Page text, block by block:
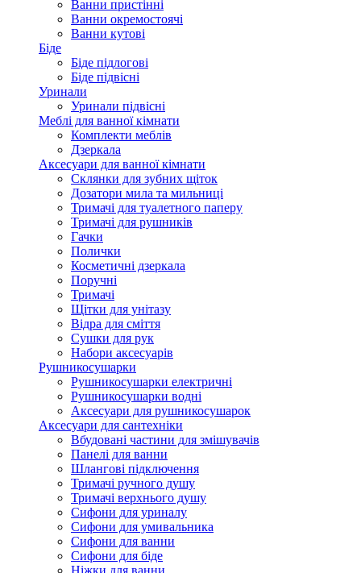
Ванни пристінні
Ванни окремостоячі
Ванни кутові
Біде
Біде підлогові
Біде підвісні
Уринали
Уринали підвісні
Меблі для ванної кімнати
Комплекти меблів
Дзеркала
Аксесуари для ванної кімнати
Склянки для зубних щіток
Дозатори мила та мильниці
Тримачі для туалетного паперу
Тримачі для рушників
Гачки
Полички
Косметичні дзеркала
Поручні
Тримачі
Щітки для унітазу
Відра для сміття
Сушки для рук
Набори аксесуарів
Рушникосушарки
Рушникосушарки електричні
Рушникосушарки водні
Аксесуари для рушникосушарок
Аксесуари для сантехніки
Вбудовані частини для змішувачів
Панелі для ванни
Шлангові підключення
Тримачі ручного душу
Тримачі верхнього душу
Сифони для уриналу
Сифони для умивальника
Сифони для ванни
Сифони для біде
Ніжки для ванни